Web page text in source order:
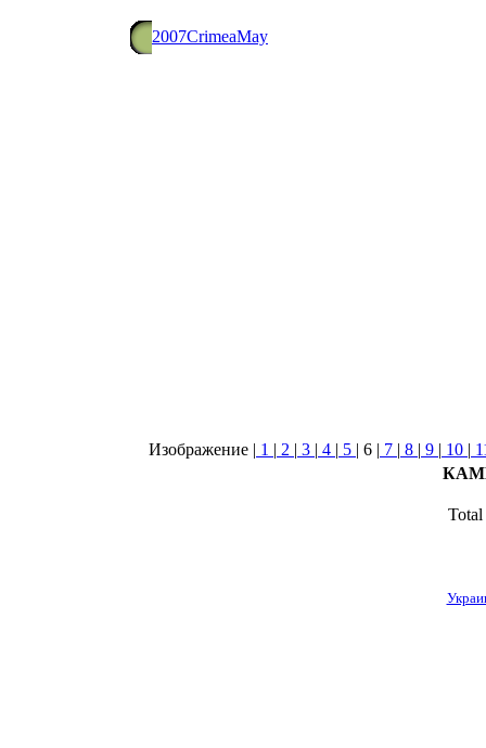
2007CrimeaMay
Изображение | 1 | 2 | 3 | 4 | 5 | 6 | 7 | 8 | 9 | 10 |